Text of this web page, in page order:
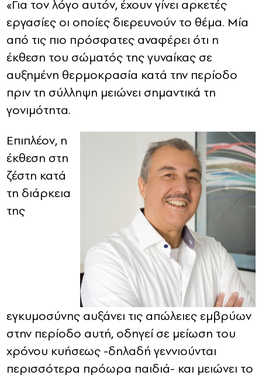
«Για τον λόγο αυτόν, έχουν γίνει αρκετές
εργασίες οι οποίες διερευνούν το θέμα. Μία
από τις πιο πρόσφατες αναφέρει ότι η
έκθεση του σώματός της γυναίκας σε
αυξημένη θερμοκρασία κατά την περίοδο
πριν τη σύλληψη μειώνει σημαντικά τη
γονιμότητα.
Επιπλέον, η
έκθεση στη
ζέστη κατά
τη διάρκεια
της
εγκυμοσύνης αυξάνει τις απώλειες εμβρύων
στην περίοδο αυτή, οδηγεί σε μείωση του
χρόνου κυήσεως -δηλαδή γεννιούνται
περισσότερα πρόωρα παιδιά- και μειώνει το